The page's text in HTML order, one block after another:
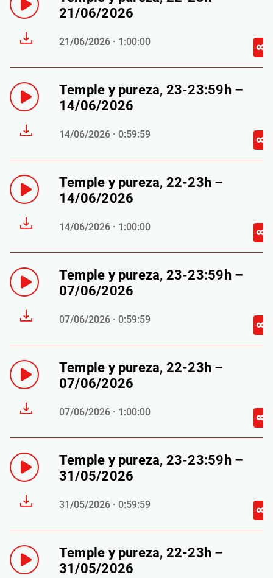
21/06/2026
21/06/2026 · 1:00:00
Temple y pureza, 23-23:59h –
14/06/2026
14/06/2026 · 0:59:59
Temple y pureza, 22-23h –
14/06/2026
14/06/2026 · 1:00:00
Temple y pureza, 23-23:59h –
07/06/2026
07/06/2026 · 0:59:59
Temple y pureza, 22-23h –
07/06/2026
07/06/2026 · 1:00:00
Temple y pureza, 23-23:59h –
31/05/2026
31/05/2026 · 0:59:59
Temple y pureza, 22-23h –
31/05/2026